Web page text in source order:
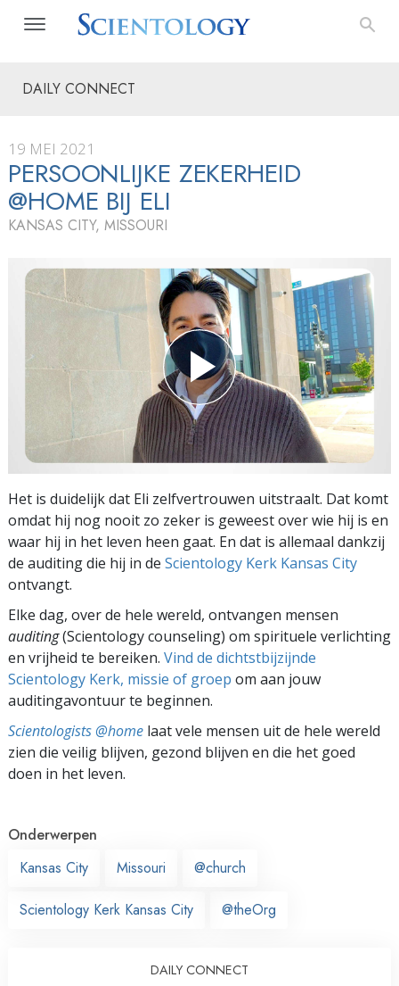
DAILY CONNECT
19 MEI 2021
PERSOONLIJKE ZEKERHEID
@HOME BIJ ELI
KANSAS CITY, MISSOURI
Het is duidelijk dat Eli zelfvertrouwen uitstraalt. Dat komt
omdat hij nog nooit zo zeker is geweest over wie hij is en
waar hij in het leven heen gaat. En dat is allemaal dankzij
de auditing die hij in de Scientology Kerk Kansas City
ontvangt.
Elke dag, over de hele wereld, ontvangen mensen
auditing(Scientology counseling) om spirituele verlichting
en vrijheid te bereiken. Vind de dichtstbijzijnde
Scientology Kerk, missie of groep om aan jouw
auditingavontuur te beginnen.
Scientologists @home laat vele mensen uit de hele wereld
zien die veilig blijven, gezond blijven en die het goed
doen in het leven.
Onderwerpen
Kansas City
Missouri @church
Scientology Kerk Kansas City @theOrg
DAILY CONNECT